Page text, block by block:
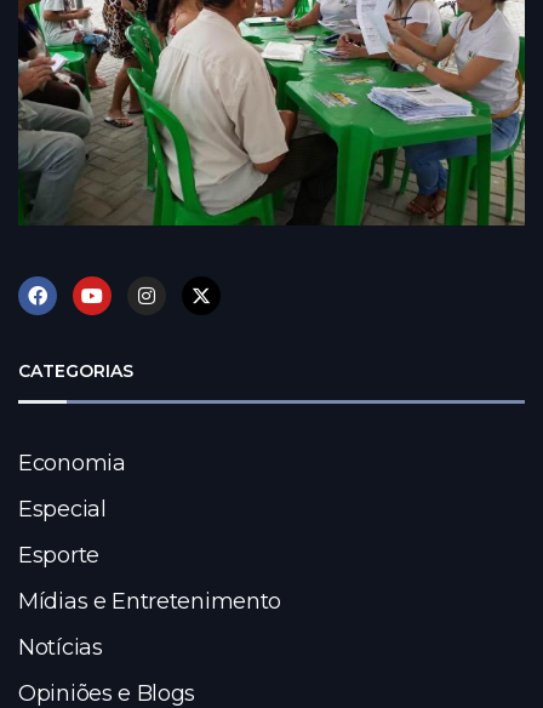
CATEGORIAS
Economia
Especial
Esporte
Mídias e Entretenimento
Notícias
Opiniões e Blogs